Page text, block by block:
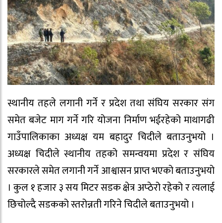
स्थानीय तहले लगानी गर्ने र प्रदेश तथा संघिय सरकार संग
समेत बजेट माग गर्ने गरि योजना निर्माण भईरहेको माथागढी
गाउँपालिकाका अध्यक्ष यम बहादुर चिदीले बताउनुभयो ।
अध्यक्ष चिदीले स्थानीय तहको समन्वयमा प्रदेश र संघिय
सरकारले समेत लगानी गर्ने आश्वासन प्राप्त भएको बताउनुभयो
। कुल १ हजार ३ सय मिटर सडक क्षेत्र अप्ठेरो रहेको र त्यलाई
छिचोल्दै सडकको स्तरोन्नती गरिने चिदीले बताउनुभयो ।